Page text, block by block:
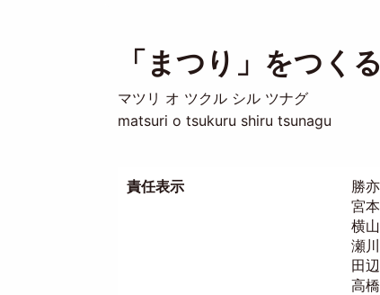
「まつり」をつく
マツリ オ ツクル シル ツナグ
matsuri o tsukuru shiru tsunagu
責任表示
勝
宮
横
瀬
田
高